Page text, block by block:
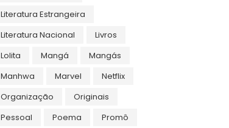
Literatura Estrangeira
Literatura Nacional
Livros
Lolita
Mangá
Mangás
Manhwa
Marvel
Netflix
Organização
Originais
Pessoal
Poema
Promô